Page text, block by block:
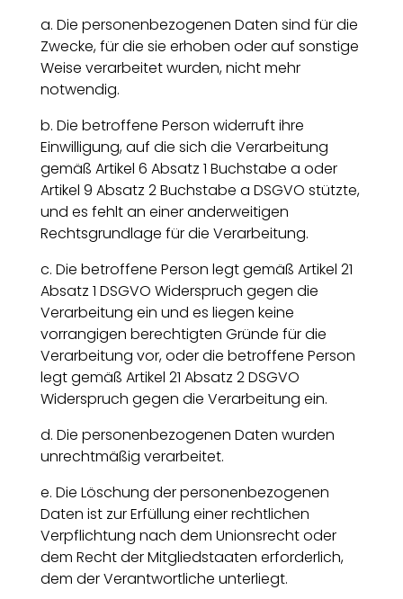
a. Die personenbezogenen Daten sind für die
Zwecke, für die sie erhoben oder auf sonstige
Weise verarbeitet wurden, nicht mehr
notwendig.
b. Die betroffene Person widerruft ihre
Einwilligung, auf die sich die Verarbeitung
gemäß Artikel 6 Absatz 1 Buchstabe a oder
Artikel 9 Absatz 2 Buchstabe a DSGVO stützte,
und es fehlt an einer anderweitigen
Rechtsgrundlage für die Verarbeitung.
c. Die betroffene Person legt gemäß Artikel 21
Absatz 1 DSGVO Widerspruch gegen die
Verarbeitung ein und es liegen keine
vorrangigen berechtigten Gründe für die
Verarbeitung vor, oder die betroffene Person
legt gemäß Artikel 21 Absatz 2 DSGVO
Widerspruch gegen die Verarbeitung ein.
d. Die personenbezogenen Daten wurden
unrechtmäßig verarbeitet.
e. Die Löschung der personenbezogenen
Daten ist zur Erfüllung einer rechtlichen
Verpflichtung nach dem Unionsrecht oder
dem Recht der Mitgliedstaaten erforderlich,
dem der Verantwortliche unterliegt.